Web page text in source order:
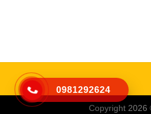
0981292624
Copyright 2026